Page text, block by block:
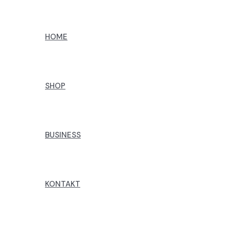
HOME
SHOP
BUSINESS
KONTAKT